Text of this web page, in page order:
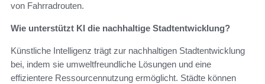
von Fahrradrouten.
Wie unterstützt KI die nachhaltige Stadtentwicklung?
Künstliche Intelligenz trägt zur nachhaltigen Stadtentwicklung
bei, indem sie umweltfreundliche Lösungen und eine
effizientere Ressourcennutzung ermöglicht. Städte können